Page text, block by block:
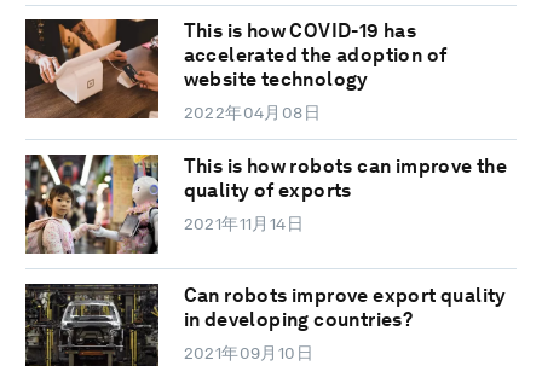
This is how COVID-19 has
accelerated the adoption of
website technology
2022年04月08日
This is how robots can improve the
quality of exports
2021年11月14日
Can robots improve export quality
in developing countries?
2021年09月10日